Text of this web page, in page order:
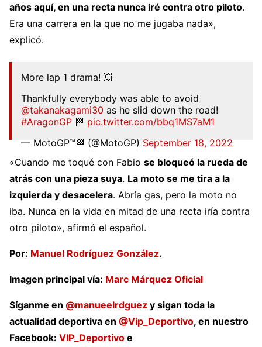
años aquí, en una recta nunca iré contra otro piloto.
Era una carrera en la que no me jugaba nada»,
explicó.
More lap 1 drama! 💥
Thankfully everybody was able to avoid
@takanakagami30 as he slid down the road!
#AragonGP 🏁 pic.twitter.com/bbq1MS7aM1
— MotoGP™🏁 (@MotoGP) September 18, 2022
«Cuando me toqué con Fabio se bloqueó la rueda de
atrás con una pieza suya. La moto se me tira a la
izquierda y desacelera. Abría gas, pero la moto no
iba. Nunca en la vida en mitad de una recta iría contra
otro piloto», afirmó el español.
Por: Manuel Rodríguez González.
Imagen principal vía: Marc Márquez Oficial
Síganme en @manueelrdguez y sigan toda la
actualidad deportiva en @Vip_Deportivo, en nuestro
Facebook: VIP_Deportivo e